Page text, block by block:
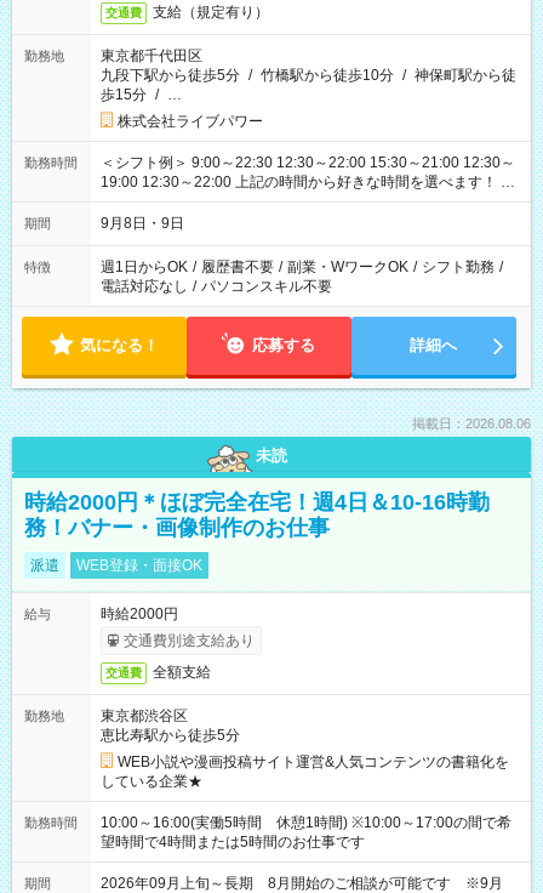
交通費 支給（規定有り）
勤務地
東京都千代田区
九段下駅から徒歩5分 / 竹橋駅から徒歩10分 / 神保町駅から徒
歩15分 / …
株式会社ライブパワー
勤務時間
＜シフト例＞ 9:00～22:30 12:30～22:00 15:30～21:00 12:30～
19:00 12:30～22:00 上記の時間から好きな時間を選べます！ ※
時間は変更となる可能性があります
期間 9月8日・9日
特徴 週1日からOK / 履歴書不要 / 副業・WワークOK / シフト勤務 /
電話対応なし / パソコンスキル不要
気になる！ 応募する 詳細へ
掲載日：2026.08.06
未読
時給2000円＊ほぼ完全在宅！週4日＆10-16時勤
務！バナー・画像制作のお仕事
派遣 WEB登録・面接OK
給与
時給2000円
交通費別途支給あり
交通費 全額支給
勤務地
東京都渋谷区
恵比寿駅から徒歩5分
WEB小説や漫画投稿サイト運営&人気コンテンツの書籍化を
している企業★
勤務時間
10:00～16:00(実働5時間 休憩1時間) ※10:00～17:00の間で希
望時間で4時間または5時間のお仕事です
期間 2026年09月上旬～長期 8月開始のご相談が可能です ※9月